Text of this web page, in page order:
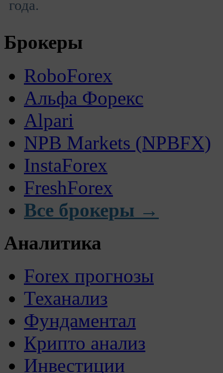
года.
Брокеры
RoboForex
Альфа Форекс
Alpari
NPB Markets (NPBFX)
InstaForex
FreshForex
Все брокеры →
Аналитика
Forex прогнозы
Теханализ
Фундаментал
Крипто анализ
Инвестиции